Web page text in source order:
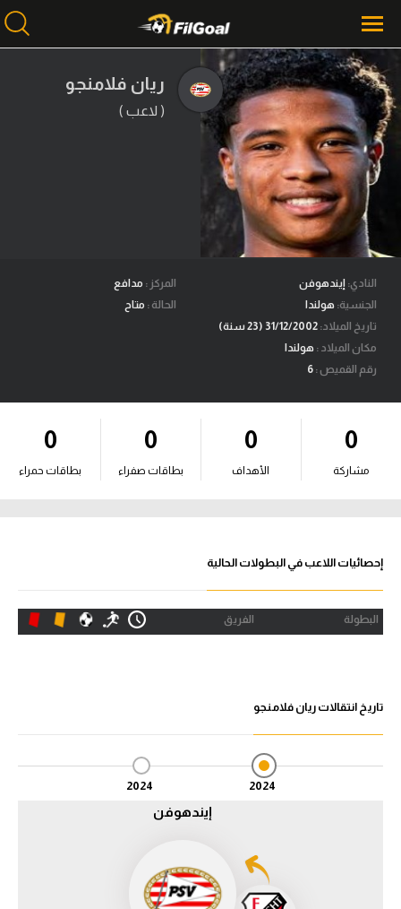
محتوى إخباري
الرئيسية
أخبار
مباريات
ميركاتو
فانتازي في الجول
مسابقة التوقعات
فيديوهات
آراء حرة
ركن الألعاب
الدوري المصري
الدوري الإنجليزي الممتاز
الدوري الإيطالي
دوري أبطال أوروبا
ريان فلامنجو
( لاعب )
النادي: إيندهوفن
الجنسية: هولندا
تاريخ الميلاد:
مكان الميلاد : هولندا
رقم القميص :
المركز : مدافع
الحالة : متاح
0
مشاركة
0
الأهداف
0
بطاقات صفراء
0
بطاقات حمراء
إحصائيات اللاعب في البطولات الحالية
البطولة الفريق
تاريخ انتقالات ريان فلامنجو
2024
2024
إيندهوفن